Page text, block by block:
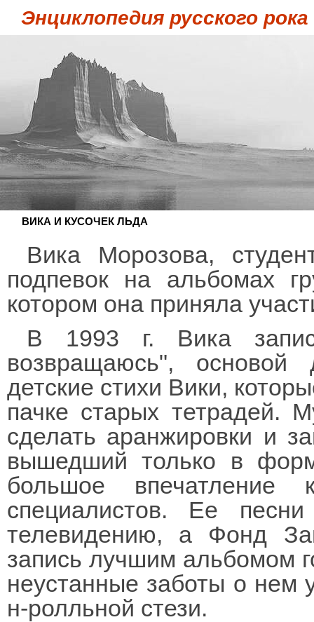
Энциклопедия русского рока
ВИКА И КУСОЧЕК ЛЬДА
Вика Морозова,
подпевок на альбомах
котором она приняла
В 1993 г. Вика
возвращаюсь",
детские стихи Вики,
пачке старых тетрадей.
сделать аранжировки и
вышедший только в
большое
специалистов. Ее
телевидению, а Фонд
запись лучшим альбомом
неустанные заботы о нем
н-ролльной стези.